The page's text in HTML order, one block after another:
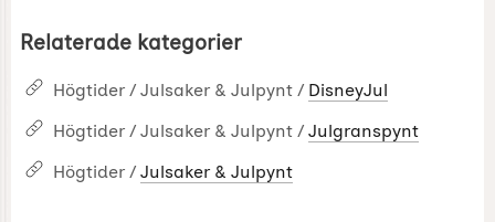
Relaterade kategorier
Högtider / Julsaker & Julpynt / DisneyJul
Högtider / Julsaker & Julpynt / Julgranspynt
Högtider / Julsaker & Julpynt